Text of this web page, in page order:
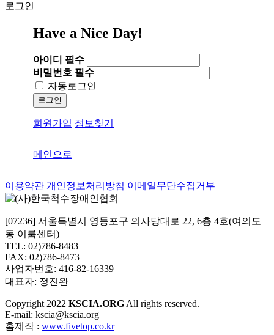
로그인
Have a Nice Day!
아이디 필수
비밀번호 필수
자동로그인
로그인
회원가입 정보찾기
메인으로
이용약관 개인정보처리방침 이메일무단수집거부
[07236] 서울특별시 영등포구 의사당대로 22, 6층 4호(여의도
동 이룸센터)
TEL: 02)786-8483
FAX: 02)786-8473
사업자번호: 416-82-16339
대표자: 정진완
Copyright 2022 KSCIA.ORG All rights reserved.
E-mail: kscia@kscia.org
홈제작 : www.fivetop.co.kr